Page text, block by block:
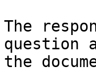
The
question
the